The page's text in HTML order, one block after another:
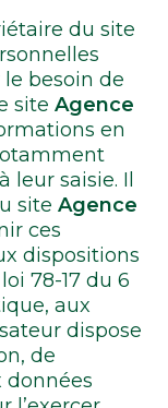
du site
besoin de
site Agence
en
leur saisie. Il
site Agence
ces
dispositions
78-17 du 6
aux
dispose
de
données